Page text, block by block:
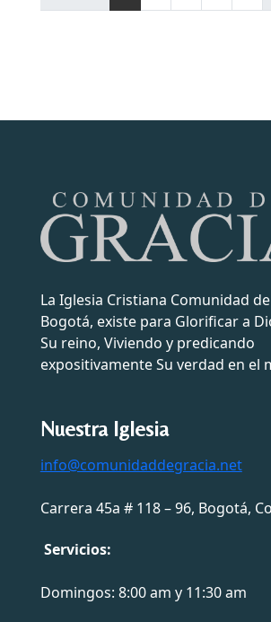
La Iglesia Cristiana Comunidad
Bogotá, existe para Glorificar a
Su reino, Viviendo y predicando
expositivamente Su verdad en el
Nuestra Iglesia
info@comunidaddegracia.net
Carrera 45a # 118 – 96, Bogotá,
Servicios:
Domingos: 8:00 am y 11:30 am